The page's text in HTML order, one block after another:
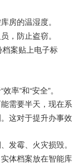
房的温湿度。
，防止盗窃。
案贴上电子标
率”和“安全”。
需要半天，现在系
这对于提升办事效
发霉、火灾损毁。
体档案放在智能库